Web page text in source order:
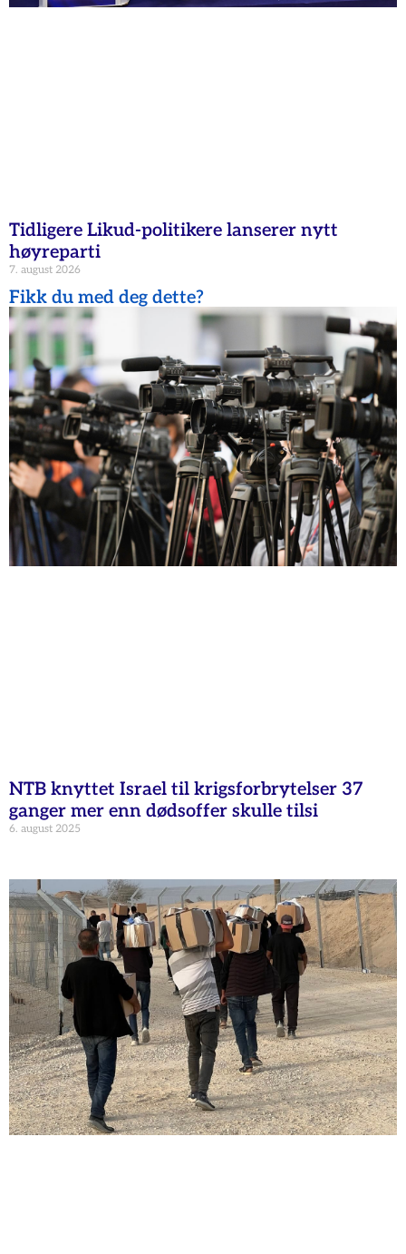
Tidligere Likud-politikere lanserer nytt
høyreparti
7. august 2026
Fikk du med deg dette?
NTB knyttet Israel til krigsforbrytelser 37
ganger mer enn dødsoffer skulle tilsi
6. august 2025